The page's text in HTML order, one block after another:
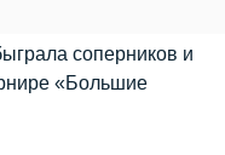
соперников и
«Большие